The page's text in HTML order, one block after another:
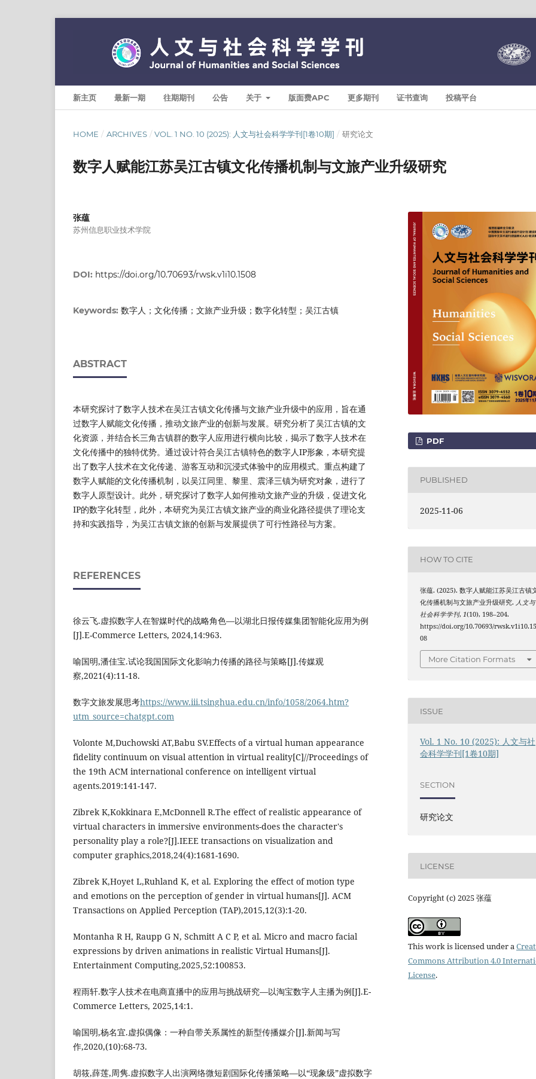
新主页 最新一期 往期期刊 公告 关于 版面费APC 更多期刊 证书查询 投稿平台
HOME / ARCHIVES / VOL. 1 NO. 10 (2025): 人文与社会科学学刊[1卷10期] / 研究论文
数字人赋能江苏吴江古镇文化传播机制与文旅产业升级研究
张蕴
苏州信息职业技术学院
DOI: https://doi.org/10.70693/rwsk.v1i10.1508
Keywords: 数字人；文化传播；文旅产业升级；数字化转型；吴江古镇
ABSTRACT
本研究探讨了数字人技术在吴江古镇文化传播与文旅产业升级中的应用，旨在通
过数字人赋能文化传播，推动文旅产业的创新与发展。研究分析了吴江古镇的文
化资源，并结合长三角古镇群的数字人应用进行横向比较，揭示了数字人技术在
文化传播中的独特优势。通过设计符合吴江古镇特色的数字人IP形象，本研究提
出了数字人技术在文化传递、游客互动和沉浸式体验中的应用模式。重点构建了
数字人赋能的文化传播机制，以吴江同里、黎里、震泽三镇为研究对象，进行了
数字人原型设计。此外，研究探讨了数字人如何推动文旅产业的升级，促进文化
IP的数字化转型，此外，本研究为吴江古镇文旅产业的商业化路径提供了理论支
持和实践指导，为吴江古镇文旅的创新与发展提供了可行性路径与方案。
REFERENCES
徐云飞.虚拟数字人在智媒时代的战略角色—以湖北日报传媒集团智能化应用为例
[J].E-Commerce Letters, 2024,14:963.
喻国明,潘佳宝.试论我国国际文化影响力传播的路径与策略[J].传媒观
察,2021(4):11-18.
数字文旅发展思考https://www.iii.tsinghua.edu.cn/info/1058/2064.htm?
utm_source=chatgpt.com
Volonte M,Duchowski AT,Babu SV.Effects of a virtual human appearance
fidelity continuum on visual attention in virtual reality[C]//Proceedings of
the 19th ACM international conference on intelligent virtual
agents.2019:141-147.
Zibrek K,Kokkinara E,McDonnell R.The effect of realistic appearance of
virtual characters in immersive environments-does the character's
personality play a role?[J].IEEE transactions on visualization and
computer graphics,2018,24(4):1681-1690.
Zibrek K,Hoyet L,Ruhland K, et al. Exploring the effect of motion type
and emotions on the perception of gender in virtual humans[J]. ACM
Transactions on Applied Perception (TAP),2015,12(3):1-20.
Montanha R H, Raupp G N, Schmitt A C P, et al. Micro and macro facial
expressions by driven animations in realistic Virtual Humans[J].
Entertainment Computing,2025,52:100853.
程雨轩.数字人技术在电商直播中的应用与挑战研究—以淘宝数字人主播为例[J].E-
Commerce Letters, 2025,14:1.
喻国明,杨名宜.虚拟偶像：一种自带关系属性的新型传播媒介[J].新闻与写
作,2020,(10):68-73.
胡筱,薛莲,周隽.虚拟数字人出演网络微短剧国际化传播策略—以“现象级”虚拟数字
PDF
PUBLISHED
2025-11-06
HOW TO CITE
张蕴. (2025). 数字人赋能江苏吴江古镇
化传播机制与文旅产业升级研究. 人文与
社会科学学刊,1(10), 198–204.
https://doi.org/10.70693/
08
More Citation Formats
ISSUE
Vol. 1 No. 10 (2025): 人文与社
会科学学刊[1卷10期]
SECTION
研究论文
LICENSE
Copyright (c) 2025 张蕴
This work is licensed under a
Commons Attribution 4.0
License.